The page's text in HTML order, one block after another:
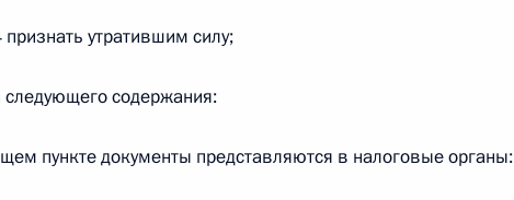
утратившим силу;
содержания:
пункте документы представляются в налоговые органы: